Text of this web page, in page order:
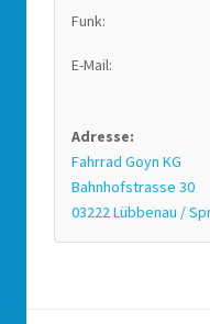
Funk:
E-Mail:
Adresse:
Fahrrad Goyn KG
Bahnhofstrasse 30
03222 Lübbenau /